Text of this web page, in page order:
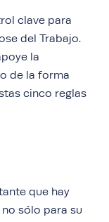
clave para
del Trabajo.
la
de la forma
cinco reglas
que hay
sólo para su